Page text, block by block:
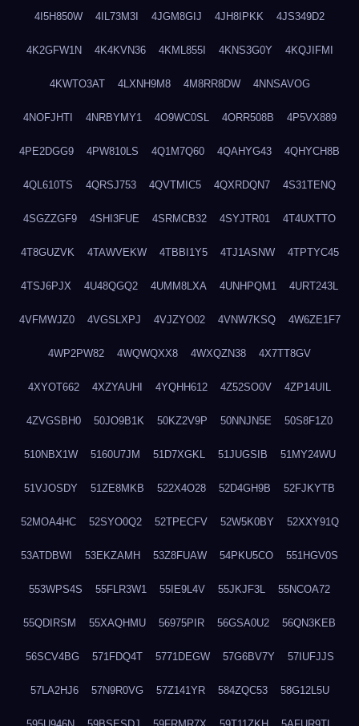
4I5H850W 4IL73M3I 4JGM8GIJ 4JH8IPKK 4JS349D2
4K2GFW1N 4K4KVN36 4KML855I 4KNS3G0Y 4KQJIFMI
4KWTO3AT 4LXNH9M8 4M8RR8DW 4NNSAVOG
4NOFJHTI 4NRBYMY1 4O9WC0SL 4ORR508B 4P5VX889
4PE2DGG9 4PW810LS 4Q1M7Q60 4QAHYG43 4QHYCH8B
4QL610TS 4QRSJ753 4QVTMIC5 4QXRDQN7 4S31TENQ
4SGZZGF9 4SHI3FUE 4SRMCB32 4SYJTR01 4T4UXTTO
4T8GUZVK 4TAWVEKW 4TBBI1Y5 4TJ1ASNW 4TPTYC45
4TSJ6PJX 4U48QGQ2 4UMM8LXA 4UNHPQM1 4URT243L
4VFMWJZ0 4VGSLXPJ 4VJZYO02 4VNW7KSQ 4W6ZE1F7
4WP2PW82 4WQWQXX8 4WXQZN38 4X7TT8GV
4XYOT662 4XZYAUHI 4YQHH612 4Z52SO0V 4ZP14UIL
4ZVGSBH0 50JO9B1K 50KZ2V9P 50NNJN5E 50S8F1Z0
510NBX1W 5160U7JM 51D7XGKL 51JUGSIB 51MY24WU
51VJOSDY 51ZE8MKB 522X4O28 52D4GH9B 52FJKYTB
52MOA4HC 52SYO0Q2 52TPECFV 52W5K0BY 52XXY91Q
53ATDBWI 53EKZAMH 53Z8FUAW 54PKU5CO 551HGV0S
553WPS4S 55FLR3W1 55IE9L4V 55JKJF3L 55NCOA72
55QDIRSM 55XAQHMU 56975PIR 56GSA0U2 56QN3KEB
56SCV4BG 571FDQ4T 5771DEGW 57G6BV7Y 57IUFJJS
57LA2HJ6 57N9R0VG 57Z141YR 584ZQC53 58G12L5U